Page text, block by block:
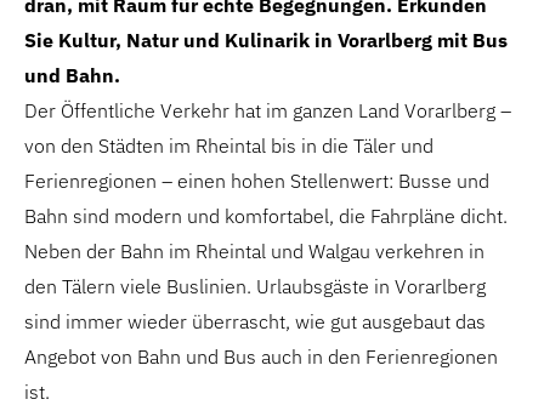
dran, mit Raum für echte Begegnungen. Erkunden
Sie Kultur, Natur und Kulinarik in Vorarlberg mit Bus
und Bahn.
Der Öffentliche Verkehr hat im ganzen Land Vorarlberg –
von den Städten im Rheintal bis in die Täler und
Ferienregionen – einen hohen Stellenwert: Busse und
Bahn sind modern und komfortabel, die Fahrpläne dicht.
Neben der Bahn im Rheintal und Walgau verkehren in
den Tälern viele Buslinien. Urlaubsgäste in Vorarlberg
sind immer wieder überrascht, wie gut ausgebaut das
Angebot von Bahn und Bus auch in den Ferienregionen
ist.